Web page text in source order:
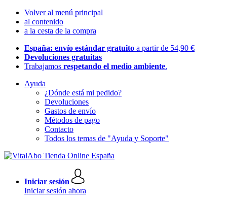
Volver al menú principal
al contenido
a la cesta de la compra
España: envío estándar gratuito a partir de 54,90 €
Devoluciones gratuitas
Trabajamos respetando el medio ambiente.
Ayuda
¿Dónde está mi pedido?
Devoluciones
Gastos de envío
Métodos de pago
Contacto
Todos los temas de "Ayuda y Soporte"
Iniciar sesión
Iniciar sesión ahora